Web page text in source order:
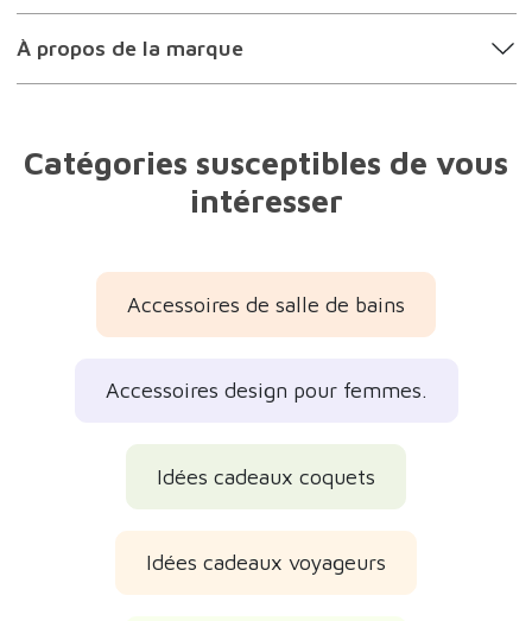
À propos de la marque
Catégories susceptibles de vous
intéresser
Accessoires de salle de bains
Accessoires design pour femmes.
Idées cadeaux coquets
Idées cadeaux voyageurs